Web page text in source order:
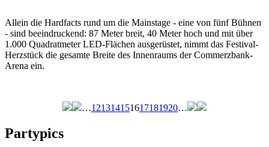
Allein die Hardfacts rund um die Mainstage - eine von fünf Bühnen
- sind beeindruckend: 87 Meter breit, 40 Meter hoch und mit über
1.000 Quadratmeter LED-Flächen ausgerüstet, nimmt das Festival-
Herzstück die gesamte Breite des Innenraums der Commerzbank-
Arena ein.
…121314151617181920…
Partypics